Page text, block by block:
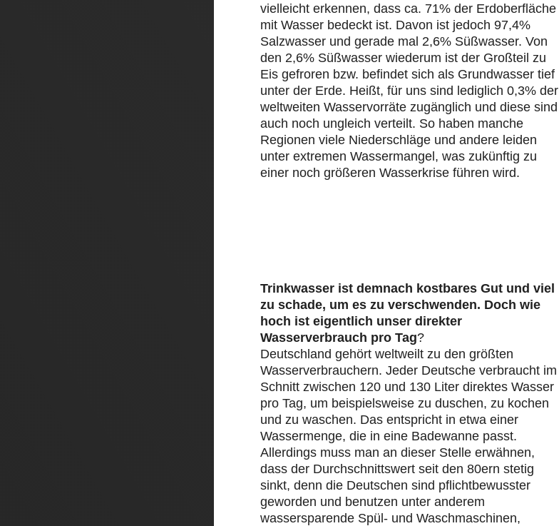
vielleicht erkennen, dass ca. 71% der Erdoberfläche
mit Wasser bedeckt ist. Davon ist jedoch 97,4%
Salzwasser und gerade mal 2,6% Süßwasser. Von
den 2,6% Süßwasser wiederum ist der Großteil zu
Eis gefroren bzw. befindet sich als Grundwasser tief
unter der Erde. Heißt, für uns sind lediglich 0,3% der
weltweiten Wasservorräte zugänglich und diese sind
auch noch ungleich verteilt. So haben manche
Regionen viele Niederschläge und andere leiden
unter extremen Wassermangel, was zukünftig zu
einer noch größeren Wasserkrise führen wird.
Trinkwasser ist demnach kostbares Gut und viel
zu schade, um es zu verschwenden. Doch wie
hoch ist eigentlich unser direkter
Wasserverbrauch pro Tag?
Deutschland gehört weltweilt zu den größten
Wasserverbrauchern. Jeder Deutsche verbraucht im
Schnitt zwischen 120 und 130 Liter direktes Wasser
pro Tag, um beispielsweise zu duschen, zu kochen
und zu waschen. Das entspricht in etwa einer
Wassermenge, die in eine Badewanne passt.
Allerdings muss man an dieser Stelle erwähnen,
dass der Durchschnittswert seit den 80ern stetig
sinkt, denn die Deutschen sind pflichtbewusster
geworden und benutzen unter anderem
wassersparende Spül- und Waschmaschinen,